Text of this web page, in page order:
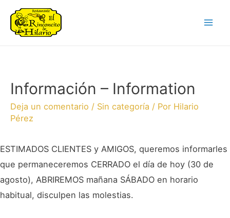
Información – Information
Deja un comentario / Sin categoría / Por Hilario
Pérez
ESTIMADOS CLIENTES y AMIGOS, queremos informarles
que permaneceremos CERRADO el día de hoy (30 de
agosto), ABRIREMOS mañana SÁBADO en horario
habitual, disculpen las molestias.